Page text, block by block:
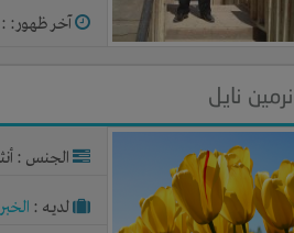
آخر ظهور: : منذ
نرمين نايل
الجنس :
لديـه :